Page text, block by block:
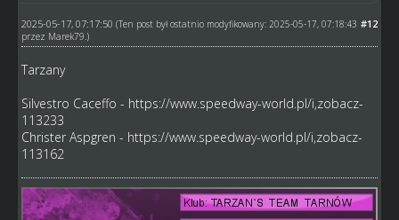
#12
2025-05-17, 07:17:50 (Ten post był ostatnio modyfikowany: 2025-05-17, 07:18:43
przez Marek79 .)
Tarzany
Silvestro Caceffo - https://www.speedway-world.pl/i,zobacz-
113233
Christer Aspgren - https://www.speedway-world.pl/i,zobacz-
113162